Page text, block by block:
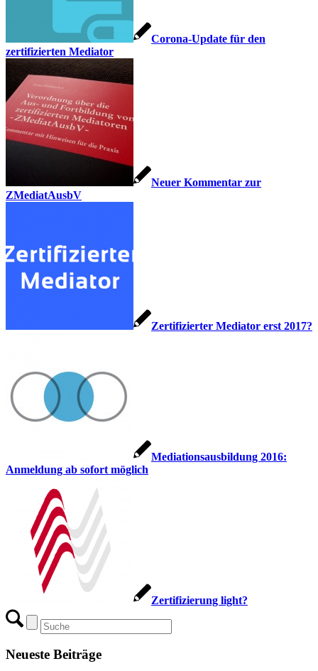
Corona-Update für den
zertifizierten Mediator
Neuer Kommentar zur
ZMediatAusbV
Zertifizierter Mediator erst 2017?
Mediationsausbildung 2016:
Anmeldung ab sofort möglich
Zertifizierung light?
Neueste Beiträge